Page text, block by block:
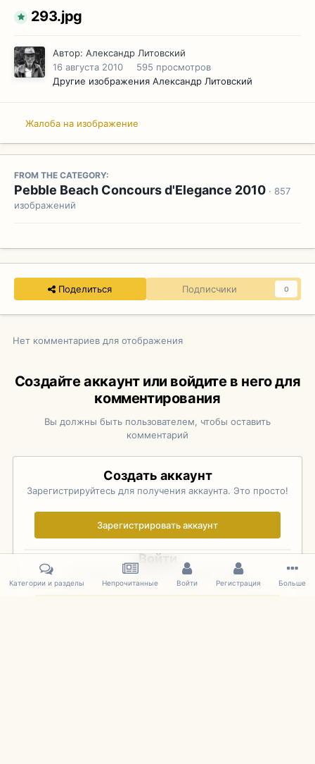
293.jpg
Автор: Александр Литовский
16 августа 2010
595 просмотров
Другие изображения Александр Литовский
Жалоба на изображение
FROM THE CATEGORY:
Pebble Beach Concours d'Elegance 2010 · 857
изображений
Поделиться Подписчики 0
Нет комментариев для отображения
Создайте аккаунт или войдите в него для
комментирования
Вы должны быть пользователем, чтобы оставить
комментарий
Создать аккаунт
Зарегистрируйтесь для получения аккаунта. Это просто!
Зарегистрировать аккаунт
Войти
Уже зарегистрированы? Войдите здесь.
Категории и разделы Непрочитанные Войти Регистрация Больше